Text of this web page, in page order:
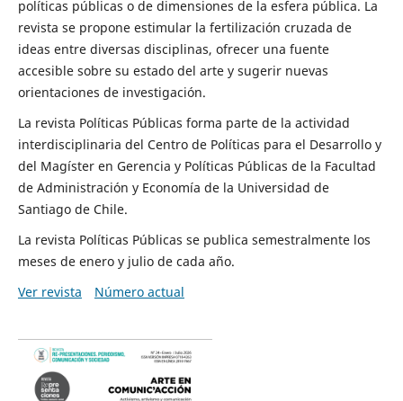
políticas públicas o de dimensiones de la esfera pública. La
revista se propone estimular la fertilización cruzada de
ideas entre diversas disciplinas, ofrecer una fuente
accesible sobre su estado del arte y sugerir nuevas
orientaciones de investigación.
La revista Políticas Públicas forma parte de la actividad
interdisciplinaria del Centro de Políticas para el Desarrollo y
del Magíster en Gerencia y Políticas Públicas de la Facultad
de Administración y Economía de la Universidad de
Santiago de Chile.
La revista Políticas Públicas se publica semestralmente los
meses de enero y julio de cada año.
Ver revista
Número actual